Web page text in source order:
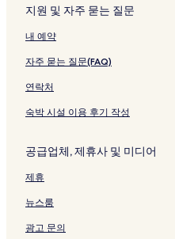
크
지원 및 자주 묻는 질문
내 예약
자주 묻는 질문(FAQ)
연락처
숙박 시설 이용 후기 작성
공급업체, 제휴사 및 미디어
제휴
뉴스룸
광고 문의